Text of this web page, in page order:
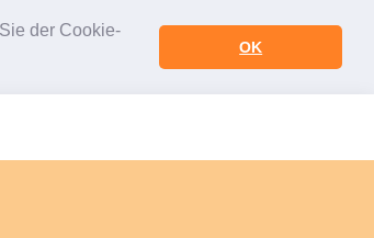
der Cookie-
OK